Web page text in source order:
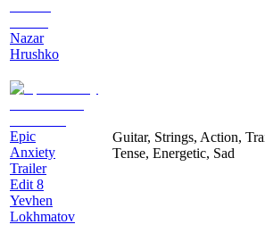
Nazar
Hrushko
Epic
Anxiety
Trailer
Edit 8
Yevhen
Lokhmatov
Guitar, Strings, Action,
Tense, Energetic, Sad